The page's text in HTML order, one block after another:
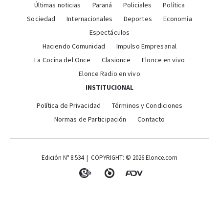
Últimas noticias Paraná Policiales
Política
Sociedad
Internacionales Deportes
Economía
Espectáculos
Haciendo Comunidad
Impulso Empresarial
La Cocina del Once
Clasionce
Elonce en vivo
Elonce Radio en vivo
INSTITUCIONAL
Política de Privacidad
Términos y Condiciones
Normas de Participación
Contacto
Edición N° 8.534 | COPYRIGHT: © 2026 Elonce.com